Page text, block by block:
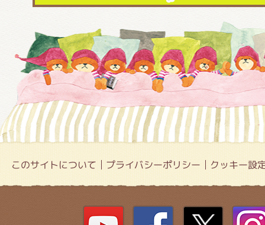
このサイトについて プライバシーポリシー クッキー設